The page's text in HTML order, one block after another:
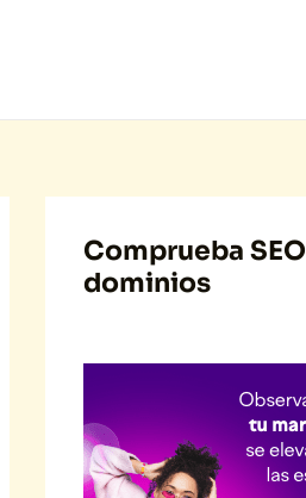
Comprueba SEO
dominios